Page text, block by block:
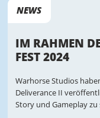
NEWS
IM RAHMEN
FEST 2024
Warhorse Studios
Deliverance II
Story und Gameplay zu